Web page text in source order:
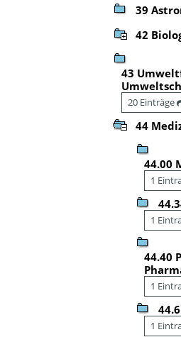
39
42
43
20 Einträge
44
44.00
1
1
44.40
1
1